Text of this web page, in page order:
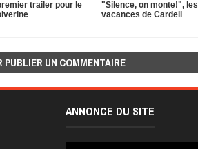
trailer pour le
"Silence, on monte!", les
vacances de Cardell
UN COMMENTAIRE
ANNONCE DU SITE